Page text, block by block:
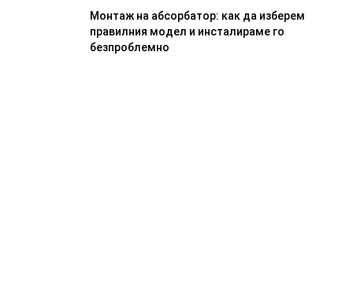
Монтаж на абсорбатор: как да изберем
правилния модел и инсталираме го
безпроблемно